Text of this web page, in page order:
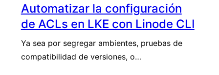
Automatizar la configuración
de ACLs en LKE con Linode CLI
Ya sea por segregar ambientes, pruebas de
compatibilidad de versiones, o…